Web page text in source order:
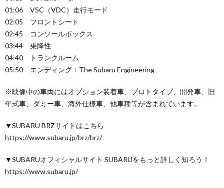
01:06 VSC（VDC）走行モード
02:05 フロントシート
02:45 コンソールボックス
03:44 乗降性
04:40 トランクルーム
05:50 エンディング：The Subaru Engineering
※映像中の車両にはオプション装着車、プロトタイプ、開発車、旧
年式車、ダミー車、海外仕様車、他車種等が含まれています。
▼SUBARU BRZサイトはこちら
https://www.subaru.jp/brz/brz/
▼SUBARUオフィシャルサイト SUBARUをもっと詳しく知ろう！
https://www.subaru.jp/